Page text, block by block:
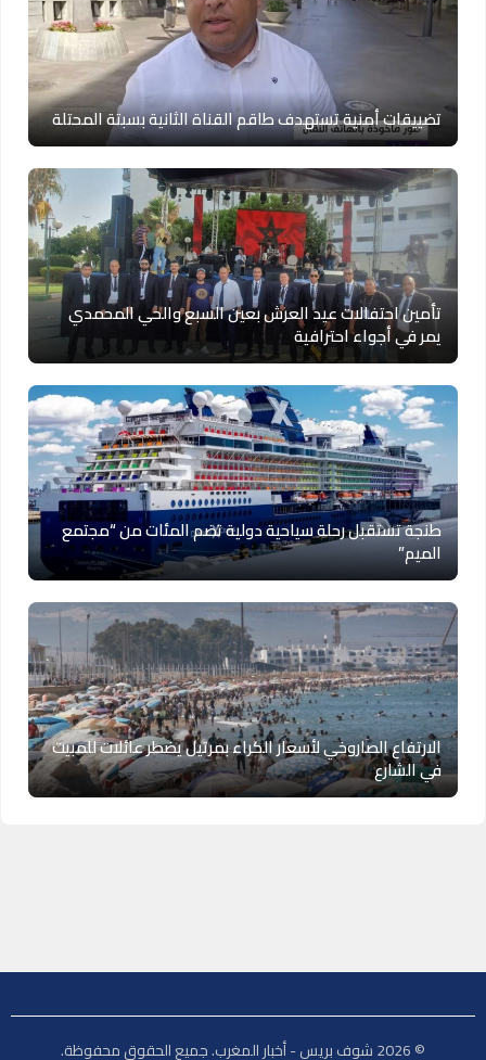
تضييقات أمنية تستهدف طاقم القناة الثانية بسبتة المحتلة
تأمين احتفالات عيد العرش بعين السبع والحي المحمدي
يمر في أجواء احترافية
طنجة تستقبل رحلة سياحية دولية تضم المئات من “مجتمع
الميم”
الارتفاع الصاروخي لأسعار الكراء بمرتيل يضطر عائلات للمبيت
في الشارع
© 2026 شوف بريس - أخبار المغرب. جميع الحقوق محفوظة.